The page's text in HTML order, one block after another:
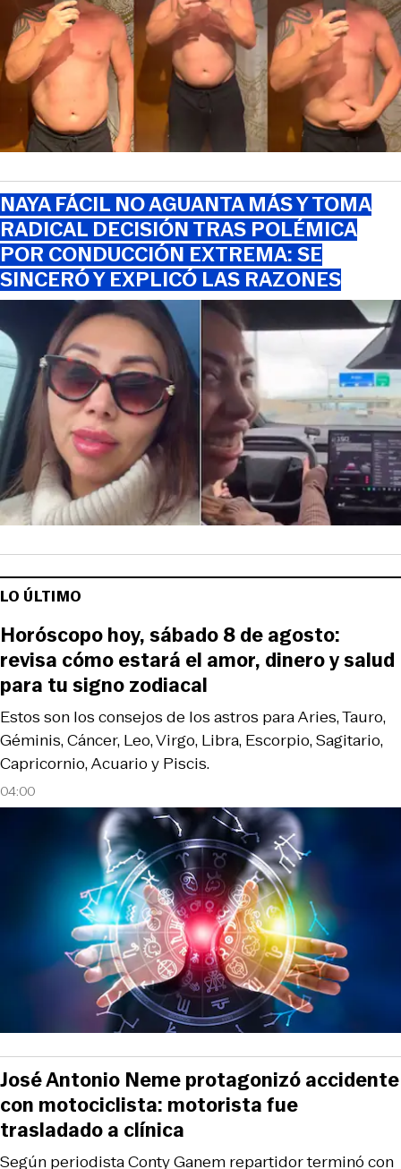
NAYA FÁCIL NO AGUANTA MÁS Y TOMA
RADICAL DECISIÓN TRAS POLÉMICA
POR CONDUCCIÓN EXTREMA: SE
SINCERÓ Y EXPLICÓ LAS RAZONES
LO ÚLTIMO
04:00
Estos son los consejos de los astros para Aries, Tauro,
Géminis, Cáncer, Leo, Virgo, Libra, Escorpio, Sagitario,
Capricornio, Acuario y Piscis.
Horóscopo hoy, sábado 8 de agosto:
revisa cómo estará el amor, dinero y salud
para tu signo zodiacal
Según periodista Conty Ganem repartidor terminó con
José Antonio Neme protagonizó accidente
con motociclista: motorista fue
trasladado a clínica